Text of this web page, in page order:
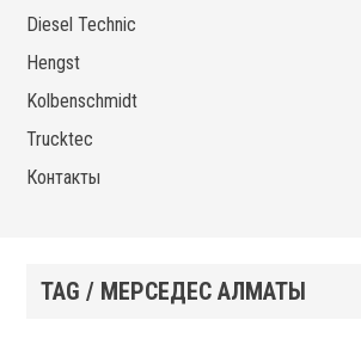
Diesel Technic
Hengst
Kolbenschmidt
Trucktec
Контакты
TAG / МЕРСЕДЕС АЛМАТЫ